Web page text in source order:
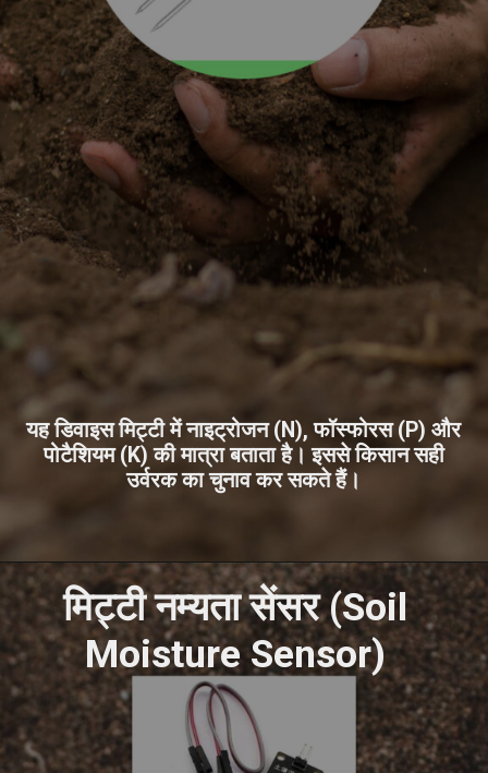
यह डिवाइस मिट्टी में नाइट्रोजन (N), फॉस्फोरस (P) और
पोटैशियम (K) की मात्रा बताता है। इससे किसान सही
उर्वरक का चुनाव कर सकते हैं।
मिट्टी नम्यता सेंसर (Soil
Moisture Sensor)